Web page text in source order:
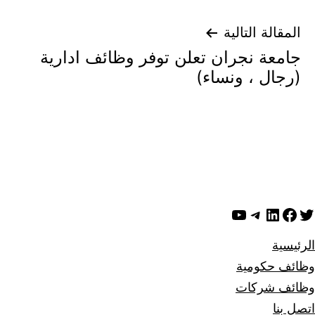
المقالة التالية
جامعة نجران تعلن توفر وظائف ادارية
(رجال ، ونساء)
تويترفيسبوك
لينكد إن تيليجرام
يوتيوب
الرئيسية
وظائف حكومية
وظائف شركات
اتصل بنا